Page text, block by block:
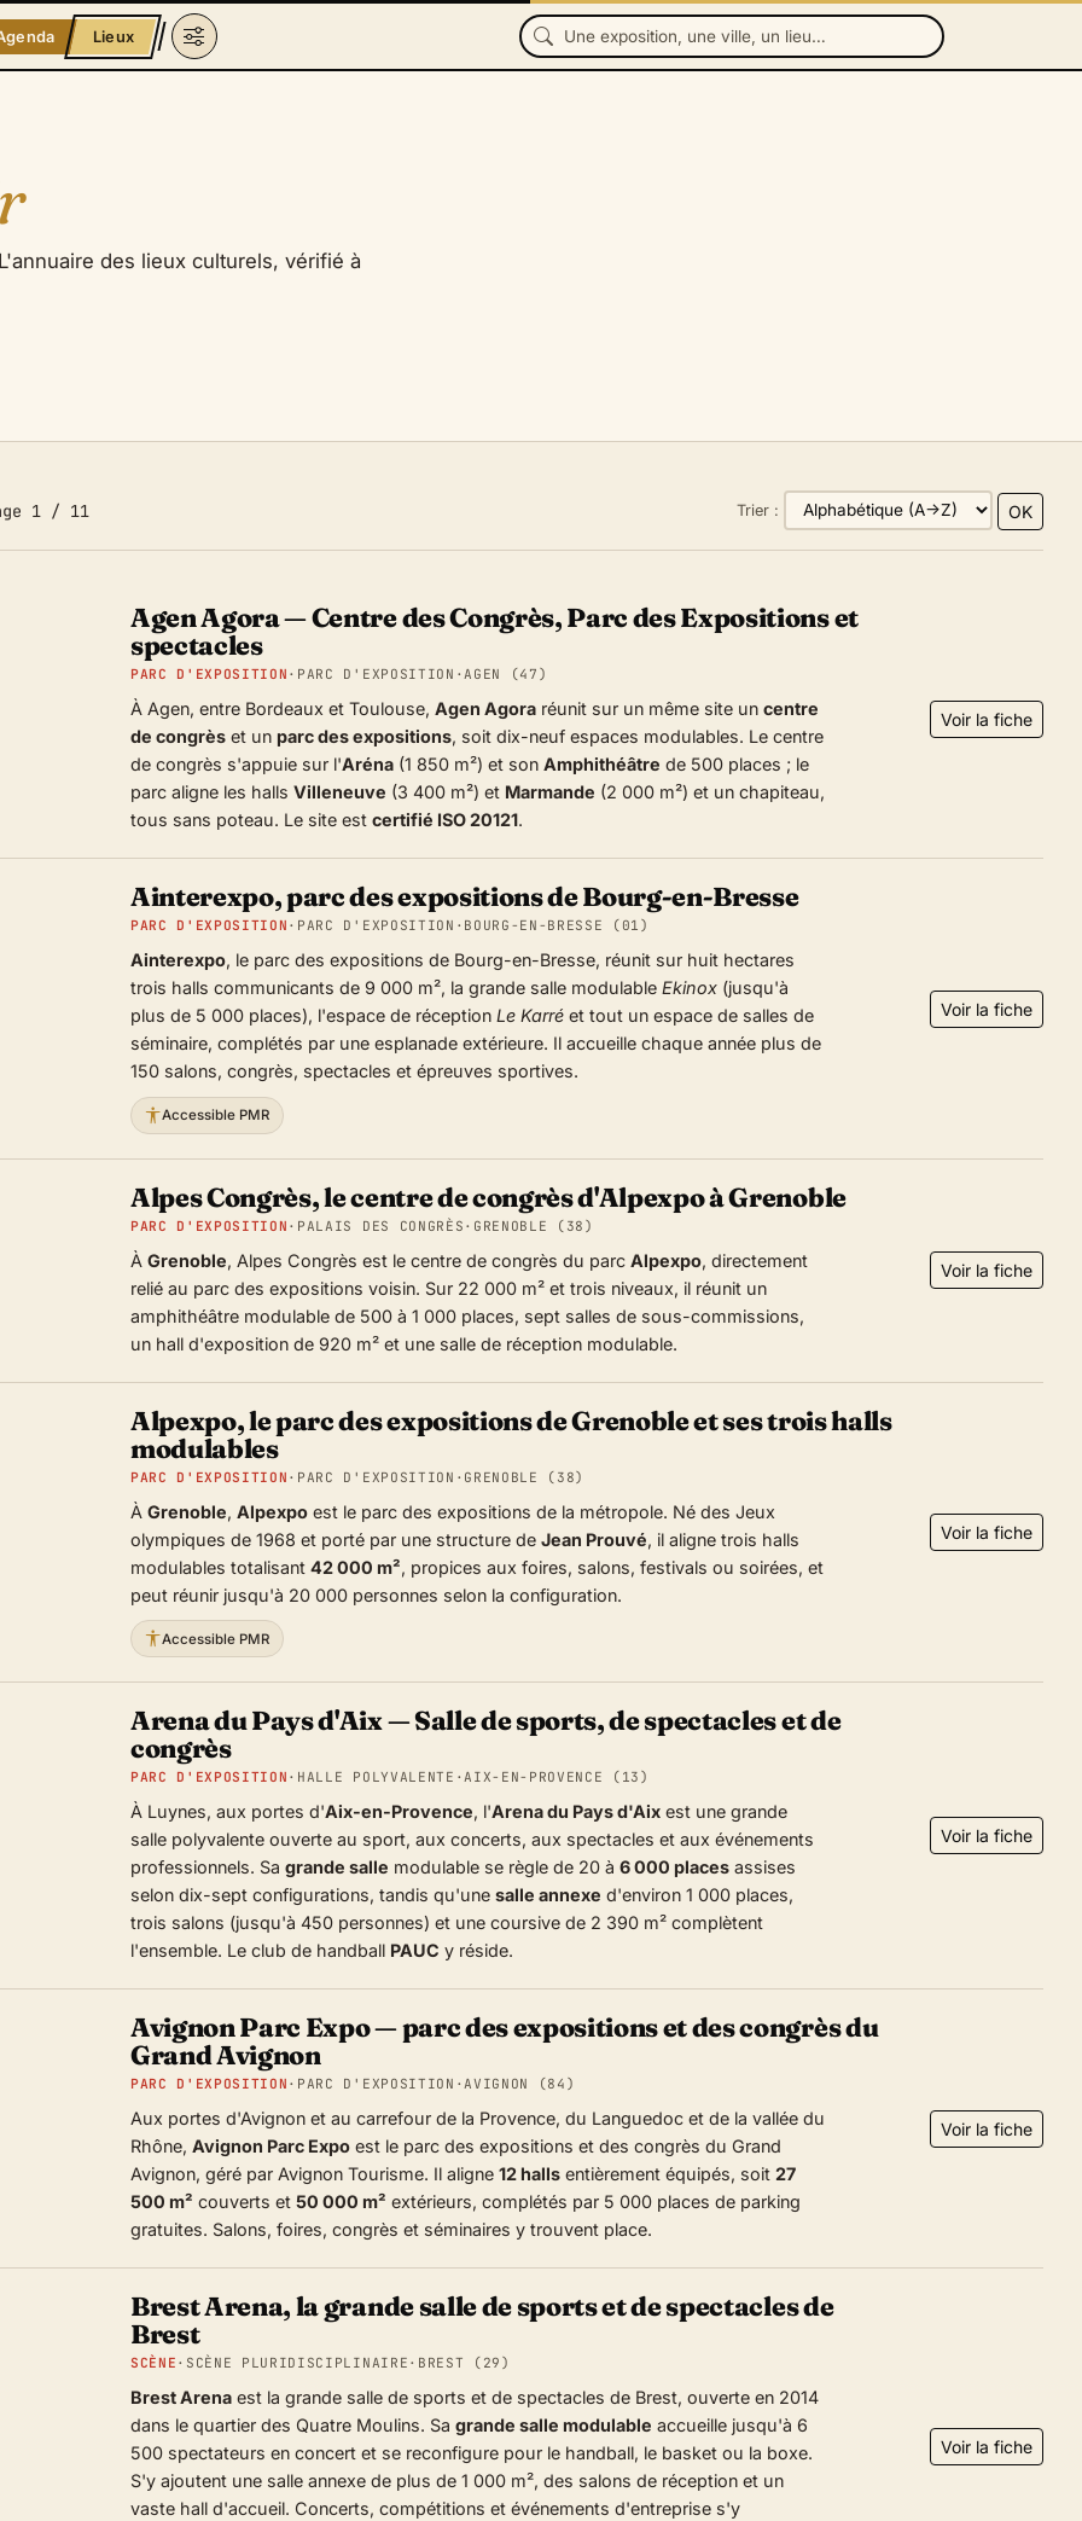
Lieux
des lieux culturels, vérifié à
1 / 11 Trier : OK
Agen Agora — Centre des Congrès, Parc des Expositions et
spectacles
PARC D'EXPOSITION · PARC D'EXPOSITION ·AGEN (47)
À Agen, entre Bordeaux et Toulouse, Agen Agora réunit sur un même site un centre
de congrès et un parc des expositions, soit dix-neuf espaces modulables. Le centre
de congrès s'appuie sur l'Aréna (1 850 m²) et son Amphithéâtre de 500 places ; le
parc aligne les halls Villeneuve (3 400 m²) et Marmande (2 000 m²) et un chapiteau,
tous sans poteau. Le site est certifié ISO 20121.
Voir la fiche
Ainterexpo, parc des expositions de Bourg-en-Bresse
PARC D'EXPOSITION · PARC D'EXPOSITION · BOURG-EN-BRESSE (01)
Ainterexpo, le parc des expositions de Bourg-en-Bresse, réunit sur huit hectares
trois halls communicants de 9 000 m², la grande salle modulable Ekinox (jusqu'à
plus de 5 000 places), l'espace de réception Le Karré et tout un espace de salles de
séminaire, complétés par une esplanade extérieure. Il accueille chaque année plus de
150 salons, congrès, spectacles et épreuves sportives.
Accessible PMR
Voir la fiche
Alpes Congrès, le centre de congrès d'Alpexpo à Grenoble
PARC D'EXPOSITION · PALAIS DES CONGRÈS · GRENOBLE (38)
À Grenoble, Alpes Congrès est le centre de congrès du parc Alpexpo, directement
relié au parc des expositions voisin. Sur 22 000 m² et trois niveaux, il réunit un
amphithéâtre modulable de 500 à 1 000 places, sept salles de sous-commissions,
un hall d'exposition de 920 m² et une salle de réception modulable.
Voir la fiche
Alpexpo, le parc des expositions de Grenoble et ses trois halls
modulables
PARC D'EXPOSITION · PARC D'EXPOSITION · GRENOBLE (38)
À Grenoble, Alpexpo est le parc des expositions de la métropole. Né des Jeux
olympiques de 1968 et porté par une structure de Jean Prouvé, il aligne trois halls
modulables totalisant 42 000 m², propices aux foires, salons, festivals ou soirées, et
peut réunir jusqu'à 20 000 personnes selon la configuration.
Accessible PMR
Voir la fiche
Arena du Pays d'Aix — Salle de sports, de spectacles et de
congrès
PARC D'EXPOSITION · HALLE POLYVALENTE ·AIX-EN-PROVENCE (13)
À Luynes, aux portes d'Aix-en-Provence, l'Arena du Pays d'Aix est une grande
salle polyvalente ouverte au sport, aux concerts, aux spectacles et aux événements
professionnels. Sa grande salle modulable se règle de 20 à 6 000 places assises
selon dix-sept configurations, tandis qu'une salle annexe d'environ 1 000 places,
trois salons (jusqu'à 450 personnes) et une coursive de 2 390 m² complètent
l'ensemble. Le club de handball PAUC y réside.
Voir la fiche
Avignon Parc Expo — parc des expositions et des congrès du
Grand Avignon
PARC D'EXPOSITION · PARC D'EXPOSITION ·AVIGNON (84)
Aux portes d'Avignon et au carrefour de la Provence, du Languedoc et de la vallée du
Rhône, Avignon Parc Expo est le parc des expositions et des congrès du Grand
Avignon, géré par Avignon Tourisme. Il aligne 12 halls entièrement équipés, soit 27
500 m² couverts et 50 000 m² extérieurs, complétés par 5 000 places de parking
gratuites. Salons, foires, congrès et séminaires y trouvent place.
Voir la fiche
Brest Arena, la grande salle de sports et de spectacles de
Brest
SCÈNE · SCÈNE PLURIDISCIPLINAIRE · BREST (29)
Brest Arena est la grande salle de sports et de spectacles de Brest, ouverte en 2014
dans le quartier des Quatre Moulins. Sa grande salle modulable accueille jusqu'à 6
500 spectateurs en concert et se reconfigure pour le handball, le basket ou la boxe.
S'y ajoutent une salle annexe de plus de 1 000 m², des salons de réception et un
vaste hall d'accueil. Concerts, compétitions et événements d'entreprise s'y
Voir la fiche